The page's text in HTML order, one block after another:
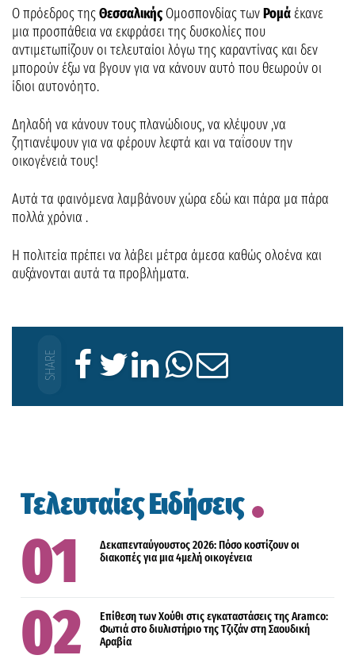
Ο πρόεδρος τηςΘεσσαλικής Ομοσπονδίας τωνΡομά έκανε
μια προσπάθεια να εκφράσει της δυσκολίες που
αντιμετωπίζουν οι τελευταίοι λόγω της καραντίνας και δεν
μπορούν έξω να βγουν για να κάνουν αυτό που θεωρούν οι
ίδιοι αυτονόητο.
Δηλαδή να κάνουν τους πλανώδιους, να κλέψουν ,να
ζητιανέψουν για να φέρουν λεφτά και να ταΐσουν την
οικογένειά τους!
Αυτά τα φαινόμενα λαμβάνουν χώρα εδώ και πάρα μα πάρα
πολλά χρόνια .
Η πολιτεία πρέπει να λάβει μέτρα άμεσα καθώς ολοένα και
αυξάνονται αυτά τα προβλήματα.
Τελευταίες Ειδήσεις
Δεκαπενταύγουστος 2026: Πόσο κοστίζουν οι
διακοπές για μια 4μελή οικογένεια
Επίθεση των Χούθι στις εγκαταστάσεις της Aramco:
Φωτιά στο διυλιστήριο της Τζιζάν στη Σαουδική
Αραβία